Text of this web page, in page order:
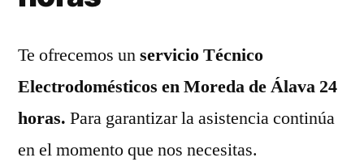
Te ofrecemos unservicio Técnico
Electrodomésticos en Moreda de Álava 24
horas. Para garantizar la asistencia continúa
en el momento que nos necesitas.